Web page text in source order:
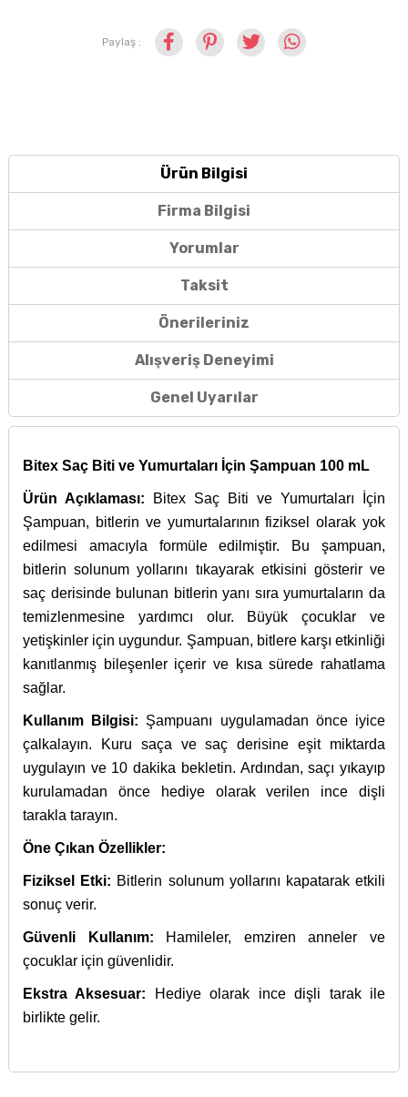
Paylaş :
Ürün Bilgisi
Firma Bilgisi
Yorumlar
Taksit
Önerileriniz
Alışveriş Deneyimi
Genel Uyarılar
Bitex Saç Biti ve Yumurtaları İçin Şampuan 100 mL
Ürün Açıklaması: Bitex Saç Biti ve Yumurtaları İçin
Şampuan, bitlerin ve yumurtalarının fiziksel olarak yok
edilmesi amacıyla formüle edilmiştir. Bu şampuan,
bitlerin solunum yollarını tıkayarak etkisini gösterir ve
saç derisinde bulunan bitlerin yanı sıra yumurtaların da
temizlenmesine yardımcı olur. Büyük çocuklar ve
yetişkinler için uygundur. Şampuan, bitlere karşı etkinliği
kanıtlanmış bileşenler içerir ve kısa sürede rahatlama
sağlar.
Kullanım Bilgisi: Şampuanı uygulamadan önce iyice
çalkalayın. Kuru saça ve saç derisine eşit miktarda
uygulayın ve 10 dakika bekletin. Ardından, saçı yıkayıp
kurulamadan önce hediye olarak verilen ince dişli
tarakla tarayın.
Öne Çıkan Özellikler:
Fiziksel Etki: Bitlerin solunum yollarını kapatarak etkili
sonuç verir.
Güvenli Kullanım: Hamileler, emziren anneler ve
çocuklar için güvenlidir.
Ekstra Aksesuar: Hediye olarak ince dişli tarak ile
birlikte gelir.
İçerik bulunamadı.